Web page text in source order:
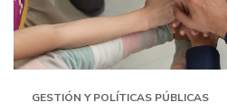
GESTIÓN Y POLÍTICAS PÚBLICAS